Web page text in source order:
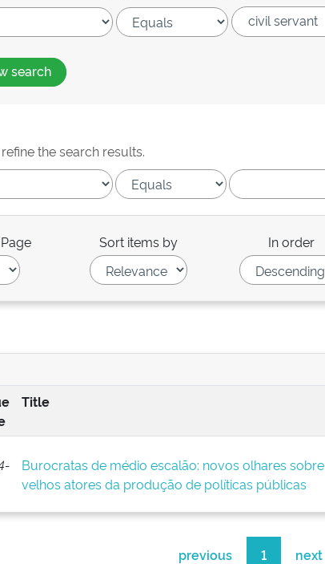
search
the search results.
Sort items by In order
Title
Burocratas de médio escalão: novos olhares sobre
velhos atores da produção de políticas públicas
previous 1 next